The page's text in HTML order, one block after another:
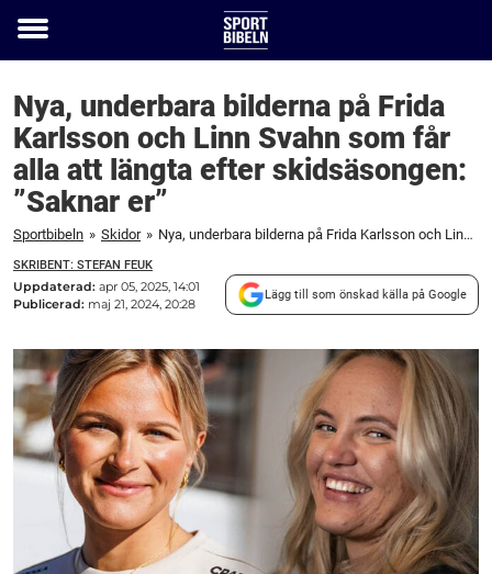
Toggle
Nya, underbara bilderna på Frida
Karlsson och Linn Svahn som får
alla att längta efter skidsäsongen:
”Saknar er”
Sportbibeln » Skidor » Nya, underbara bilderna på Frida Karlsson och Linn Svahn som får alla att längta efter skidsäsongen: "Saknar er"
SKRIBENT: STEFAN FEUK
Uppdaterad: apr 05, 2025, 14:01
Publicerad: maj 21, 2024, 20:28
Lägg till som önskad källa på Google